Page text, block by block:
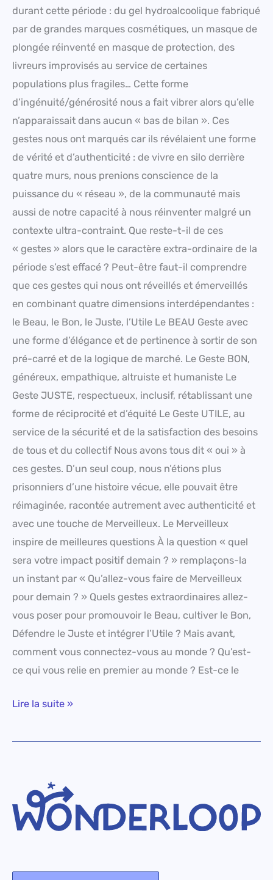
durant cette période : du gel hydroalcoolique fabriqué
par de grandes marques cosmétiques, un masque de
plongée réinventé en masque de protection, des
livreurs improvisés au service de certaines
populations plus fragiles… Cette forme
d’ingénuité/générosité nous a fait vibrer alors qu’elle
n’apparaissait dans aucun « bas de bilan ». Ces
gestes nous ont marqués car ils révélaient une forme
de vérité et d’authenticité : de vivre en silo derrière
quatre murs, nous prenions conscience de la
puissance du « réseau », de la communauté mais
aussi de notre capacité à nous réinventer malgré un
contexte ultra-contraint. Que reste-t-il de ces
« gestes » alors que le caractère extra-ordinaire de la
période s’est effacé ? Peut-être faut-il comprendre
que ces gestes qui nous ont réveillés et émerveillés
en combinant quatre dimensions interdépendantes :
le Beau, le Bon, le Juste, l’Utile Le BEAU Geste avec
une forme d’élégance et de pertinence à sortir de son
pré-carré et de la logique de marché. Le Geste BON,
généreux, empathique, altruiste et humaniste Le
Geste JUSTE, respectueux, inclusif, rétablissant une
forme de réciprocité et d’équité Le Geste UTILE, au
service de la sécurité et de la satisfaction des besoins
de tous et du collectif Nous avons tous dit « oui » à
ces gestes. D’un seul coup, nous n’étions plus
prisonniers d’une histoire vécue, elle pouvait être
réimaginée, racontée autrement avec authenticité et
avec une touche de Merveilleux. Le Merveilleux
inspire de meilleures questions À la question « quel
sera votre impact positif demain ? » remplaçons-la
un instant par « Qu’allez-vous faire de Merveilleux
pour demain ? » Quels gestes extraordinaires allez-
vous poser pour promouvoir le Beau, cultiver le Bon,
Défendre le Juste et intégrer l’Utile ? Mais avant,
comment vous connectez-vous au monde ? Qu’est-
ce qui vous relie en premier au monde ? Est-ce le
Lire la suite »